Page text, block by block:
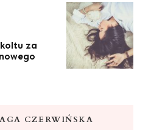
za
CZERWIŃSKA